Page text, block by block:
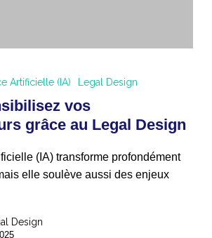
Artificielle (IA) Legal Design
vos
grâce au Legal Design
(IA) transforme profondément
elle soulève aussi des enjeux
Design